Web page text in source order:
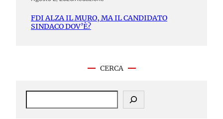
FDI ALZA IL MURO, MA IL CANDIDATO
SINDACO DOV’È?
CERCA
S